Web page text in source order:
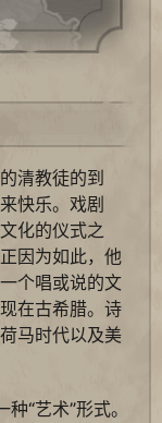
清教徒的到
快乐。戏剧
化的仪式之
因为如此，他
个唱或说的文
在古希腊。诗
马时代以及美
“艺术”形式。